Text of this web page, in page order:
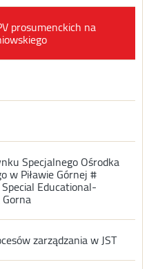
prosumenckich na
Specjalnego Ośrodka
w Piławie Górnej #
Educational-
zarządzania w JST